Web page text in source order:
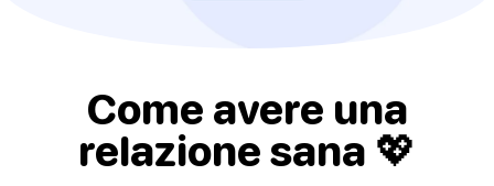
Come avere una
relazione sana 💖